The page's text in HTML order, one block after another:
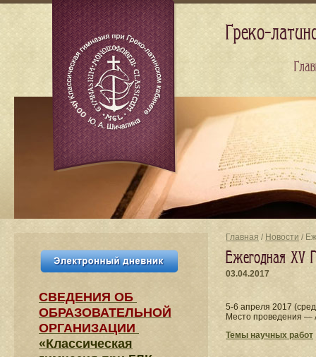
Главная / Новости /
Ежегодная XV
03.04.2017
5-6 апреля 2017
Место проведения —
Темы научных работ
СВЕДЕНИЯ​ ОБ
ОБРАЗОВАТЕЛЬНОЙ
ОРГАНИЗАЦИИ
«Классическая
Греко-